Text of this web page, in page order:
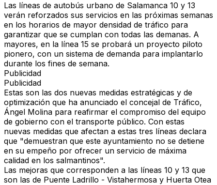
Las líneas de autobús urbano de Salamanca 10 y 13
verán reforzados sus servicios en las próximas semanas
en los horarios de mayor densidad de tráfico para
garantizar que se cumplan con todas las demanas. A
mayores, en la línea 15 se probará un proyecto piloto
pionero, con un sistema de demanda para implantarlo
durante los fines de semana.
Publicidad
Publicidad
Estas son las dos nuevas medidas estratégicas y de
optimización que ha anunciado el concejal de Tráfico,
Ángel Molina para reafirmar el compromiso del equipo
de gobierno con el transporte público. Con estas
nuevas medidas que afectan a estas tres líneas declara
que "demuestran que este ayuntamiento no se detiene
en su empeño por ofrecer un servicio de máxima
calidad en los salmantinos".
Las mejoras que corresponden a las líneas 10 y 13 que
son las de Puente Ladrillo - Vistahermosa y Huerta Otea